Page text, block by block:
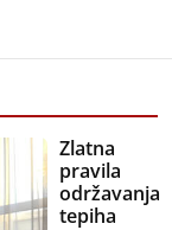
Zlatna
pravila
održavanja
tepiha